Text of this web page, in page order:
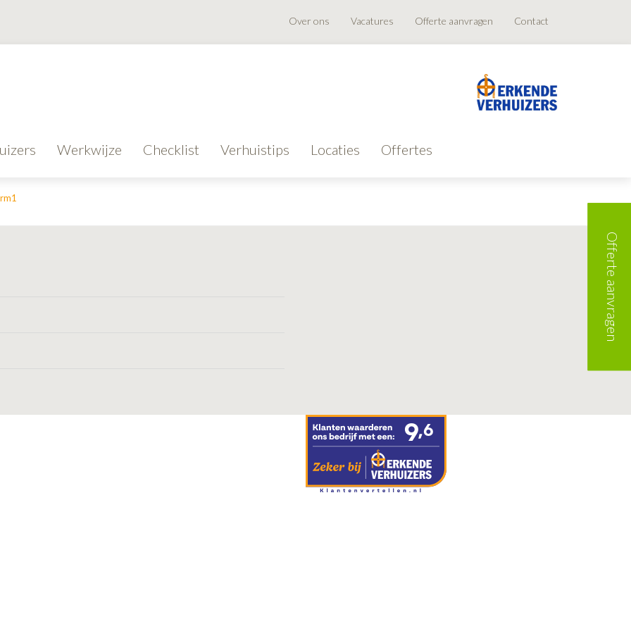
Contact
Offerte aanvragen
Vacatures
Over ons
Werkwijze Checklist Verhuistips Locaties Offertes
Offerte aanvragen